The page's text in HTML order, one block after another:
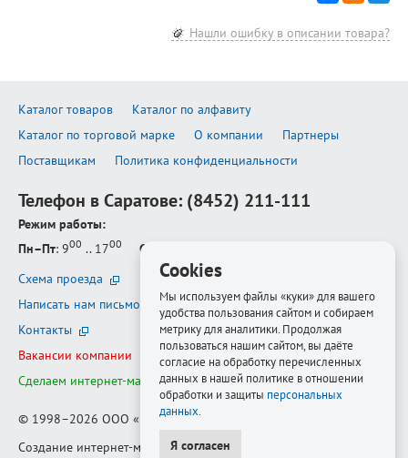
Нашли ошибку в описании товара?
Каталог товаров
Каталог по алфавиту
Каталог по торговой марке
О компании
Партнеры
Поставщикам
Политика конфиденциальности
Телефон в Саратове: (8452) 211-111
Режим работы:
Пн–Пт: 900 .. 1700 Сб–Вс
Схема проезда
Написать нам письмо
Контакты
Вакансии компании
Сделаем интернет-магазин ещё лучше
© 1998–2026 ООО «Белфорт-РМ»
Создание интернет-магазина—Медиапродукт
Cookies
Мы используем файлы «куки» для вашего
удобства пользования сайтом и собираем
метрику для аналитики. Продолжая
пользоваться нашим сайтом, вы даёте
согласие на обработку перечисленных
данных в нашей политике в отношении
обработки и защиты персональных
данных
Я согласен